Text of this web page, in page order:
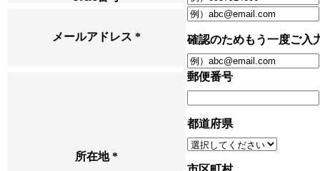
メールアドレス * 確認のためもう一度ご入
所在地 *
郵便番号
都道府県